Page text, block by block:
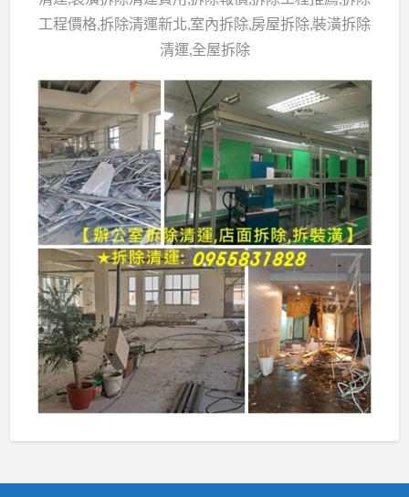
工程價格,拆除清運新北,室內拆除,房屋拆除,裝潢拆除
清運,全屋拆除